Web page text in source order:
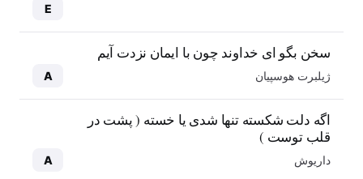
E
سخن بگو ای خداوند چون با ایمان نزدت آیم
ژیلبرت هوسپیان A
اگه دلت شکسته تنها شدی یا خسته ( پشت در
قلب توست )
داریوش A